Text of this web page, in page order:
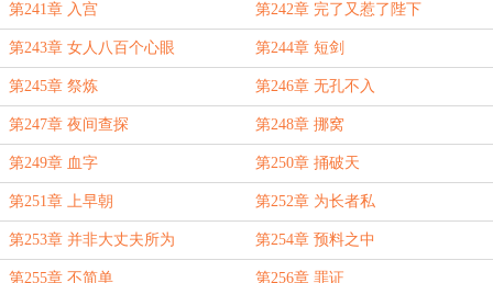
第241章 入宫 第242章 完了又惹了陛下
第243章 女人八百个心眼 第244章 短剑
第245章 祭炼 第246章 无孔不入
第247章 夜间查探 第248章 挪窝
第249章 血字 第250章 捅破天
第251章 上早朝 第252章 为长者私
第253章 并非大丈夫所为 第254章 预料之中
第255章 不简单 第256章 罪证